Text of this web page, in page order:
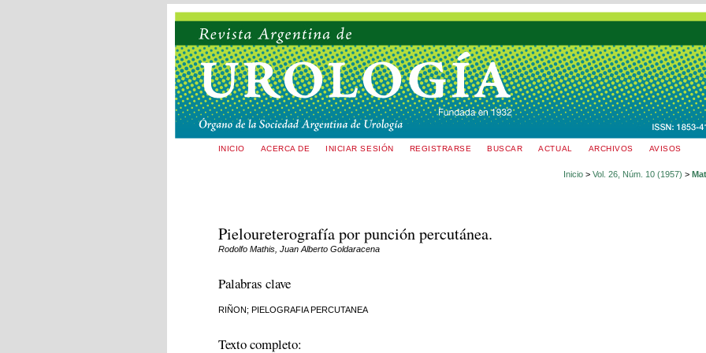
INICIO ACERCA DE INICIAR SESIÓN REGISTRARSE BUSCAR ACTUAL ARCHIVOS AVISOS
Inicio> Vol. 26, Núm. 10 (1957) >
Pieloureterografía por punción percutánea.
Rodolfo Mathis, Juan Alberto Goldaracena
Palabras clave
RIÑON; PIELOGRAFIA PERCUTANEA
Texto completo: